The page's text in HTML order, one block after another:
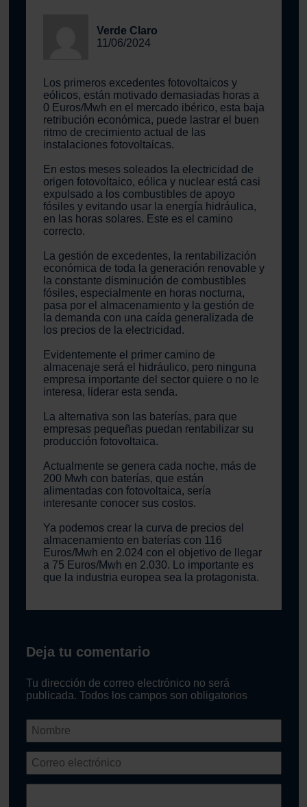
Verde Claro
11/06/2024
Los primeros excedentes fotovoltaicos y
eólicos, están motivado demasiadas horas a
0 Euros/Mwh en el mercado ibérico, esta baja
retribución económica, puede lastrar el buen
ritmo de crecimiento actual de las
instalaciones fotovoltaicas.
En estos meses soleados la electricidad de
origen fotovoltaico, eólica y nuclear está casi
expulsado a los combustibles de apoyo
fósiles y evitando usar la energía hidráulica,
en las horas solares. Este es el camino
correcto.
La gestión de excedentes, la rentabilización
económica de toda la generación renovable y
la constante disminución de combustibles
fósiles, especialmente en horas nocturna,
pasa por el almacenamiento y la gestión de
la demanda con una caída generalizada de
los precios de la electricidad.
Evidentemente el primer camino de
almacenaje será el hidráulico, pero ninguna
empresa importante del sector quiere o no le
interesa, liderar esta senda.
La alternativa son las baterías, para que
empresas pequeñas puedan rentabilizar su
producción fotovoltaica.
Actualmente se genera cada noche, más de
200 Mwh con baterías, que están
alimentadas con fotovoltaica, sería
interesante conocer sus costos.
Ya podemos crear la curva de precios del
almacenamiento en baterías con 116
Euros/Mwh en 2.024 con el objetivo de llegar
a 75 Euros/Mwh en 2.030. Lo importante es
que la industria europea sea la protagonista.
Deja tu comentario
Tu dirección de correo electrónico no será
publicada. Todos los campos son obligatorios